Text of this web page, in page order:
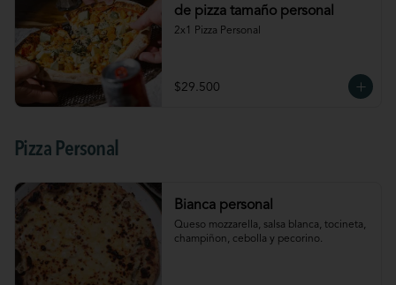
de pizza tamaño personal
2x1 Pizza Personal
$29.500
Pizza Personal
Bianca personal
Queso mozzarella, salsa blanca, tocineta,
champiñon, cebolla y pecorino.